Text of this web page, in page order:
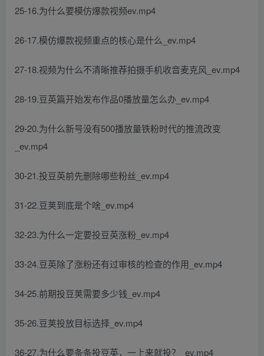
25-16.为什么要模仿爆款视频ev.mp4
26-17.模仿爆款视频重点的核心是什么_ev.mp4
27-18.视频为什么不清晰推荐拍摄手机收音麦克风_ev.mp4
28-19.豆英篇开始发布作品0播放量怎么办_ev.mp4
29-20.为什么新号没有500播放量铁粉时代的推流改变
_ev.mp4
30-21.投豆英前先删除哪些粉丝_ev.mp4
31-22.豆荚到底是个啥_ev.mp4
32-23.为什么一定要投豆英涨粉_ev.mp4
33-24.豆英除了涨粉还有过审核的检查的作用_ev.mp4
34-25.前期投豆荚需要多少钱_ev.mp4
35-26.豆荚投放目标选择_ev.mp4
36-27.为什么要条条投豆英，一上来就投？_ev.mp4